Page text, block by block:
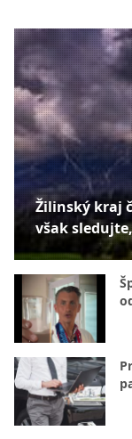
Žilinský kraj
však